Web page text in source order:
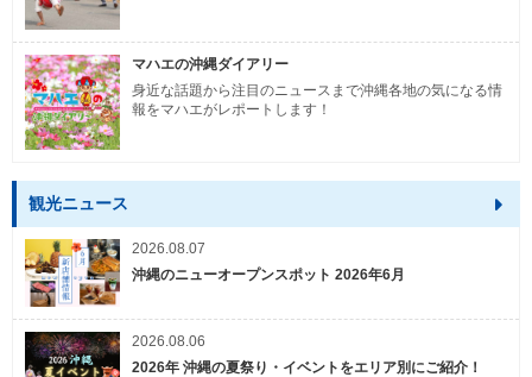
マハエの沖縄ダイアリー
身近な話題から注目のニュースまで沖縄各地の気になる情
報をマハエがレポートします！
観光ニュース
2026.08.07
沖縄のニューオープンスポット 2026年6月
2026.08.06
2026年 沖縄の夏祭り・イベントをエリア別にご紹介！